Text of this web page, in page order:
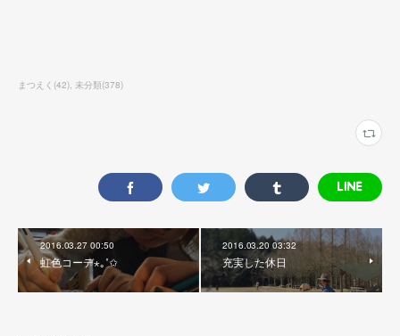
まつえく (42) 未分類(378)
2016.03.27 00:50
虹色コーデ⋆｡˚✩
2016.03.20 03:32
充実した休日